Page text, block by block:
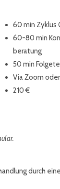
60 min Zyklus
60-80 min
beratung
50 min
Via Zoom
210 €
.
durch